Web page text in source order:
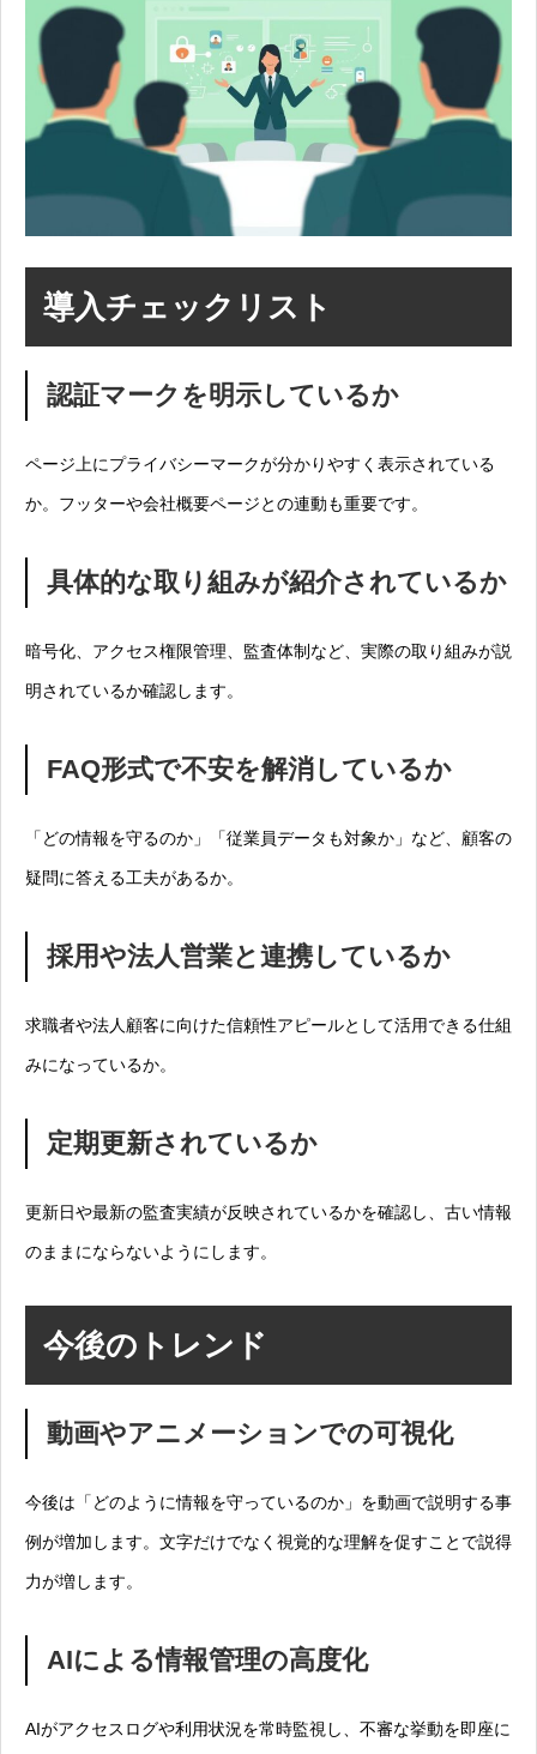
導入チェックリスト
認証マークを明示しているか
ページ上にプライバシーマークが分かりやすく表示されている
か。フッターや会社概要ページとの連動も重要です。
具体的な取り組みが紹介されているか
暗号化、アクセス権限管理、監査体制など、実際の取り組みが説
明されているか確認します。
FAQ形式で不安を解消しているか
「どの情報を守るのか」「従業員データも対象か」など、顧客の
疑問に答える工夫があるか。
採用や法人営業と連携しているか
求職者や法人顧客に向けた信頼性アピールとして活用できる仕組
みになっているか。
定期更新されているか
更新日や最新の監査実績が反映されているかを確認し、古い情報
のままにならないようにします。
今後のトレンド
動画やアニメーションでの可視化
今後は「どのように情報を守っているのか」を動画で説明する事
例が増加します。文字だけでなく視覚的な理解を促すことで説得
力が増します。
AIによる情報管理の高度化
AIがアクセスログや利用状況を常時監視し、不審な挙動を即座に